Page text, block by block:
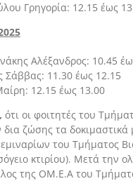
Γρηγορία: 12.15 έως
Αλέξανδρος: 10.45
Σάββας: 11.30 έως 12.15
12.15 έως 13.00
ότι οι φοιτητές του
ζώσης τα
του Τμήματος
κτιρίου). Mετά την
της ΟΜ.Ε.Α του